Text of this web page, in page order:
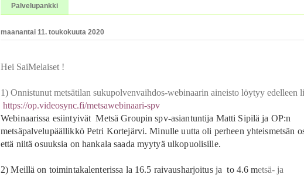
Palvelupankki
maanantai 11. toukokuuta 2020
Hei SaiMelaiset !
1) Onnistunut metsätilan sukupolvenvaihdos-webinaarin aineisto löytyy edelleen
https://op.videosync.fi/metsawebinaari-spv
Webinaarissa esiintyivät Metsä Groupin spv-asiantuntija Matti Sipilä ja OP:n
metsäpalvelupäällikkö Petri Kortejärvi. Minulle uutta oli perheen yhteismetsän
että niitä osuuksia on hankala saada myytyä ulkopuolisille.
2) Meillä on toimintakalenterissa la 16.5 raivausharjoitus ja to 4.6 metsä- ja